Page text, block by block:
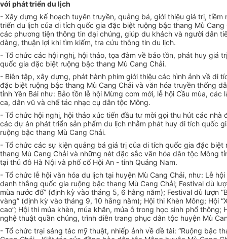
với phát triển du lịch
- Xây dựng kế hoạch tuyên truyền, quảng bá, giới thiệu giá trị, tiềm
triển du lịch của di tích quốc gia đặc biệt ruộng bậc thang Mù Cang
các phương tiện thông tin đại chúng, giúp du khách và người dân
dàng, thuận lợi khi tìm kiếm, tra cứu thông tin du lịch.
- Tổ chức các hội nghị, hội thảo, tọa đàm về bảo tồn, phát huy giá
quốc gia đặc biệt ruộng bậc thang Mù Cang Chải.
- Biên tập, xây dựng, phát hành phim giới thiệu các hình ảnh về di
đặc biệt ruộng bậc thang Mù Cang Chải và văn hóa truyền thống
tỉnh Yên Bái như: Bảo tồn lễ hội Mừng cơm mới, lễ hội Cầu mùa, các
ca, dân vũ và chế tác nhạc cụ dân tộc Mông.
- Tổ chức hội nghị, hội thảo xúc tiến đầu tư mời gọi thu hút các nhà
các dự án phát triển sản phẩm du lịch nhằm phát huy di tích quốc
ruộng bậc thang Mù Cang Chải.
- Tổ chức các sự kiện quảng bá giá trị của di tích quốc gia đặc biệt
thang Mù Cang Chải và những nét đặc sắc văn hóa dân tộc Mông
tại thủ đô Hà Nội và phốcổ Hội An - tỉnh Quảng Nam.
- Tổ chức lễ hội văn hóa du lịch tại huyện Mù Cang Chải, như: Lễ
danh thắng quốc gia ruộng bậc thang Mù Cang Chải; Festival dù
mùa nước đổ” (định kỳ vào tháng 5, 6 hằng năm); Festival dù lượn
vàng” (định kỳ vào tháng 9, 10 hằng năm); Hội thi Khèn Mông; Hội
cao”; Hội thi múa khèn, múa khăn, múa ô trong học sinh phổ thông;
nghệ thuật quần chúng, trình diễn trang phục dân tộc huyện Mù
- Tổ chức trại sáng tác mỹ thuật, nhiếp ảnh về đề tài: “Ruộng bậc